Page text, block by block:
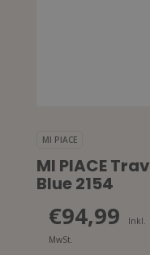
MI PIACE
MI PIACE
Blue 2154
€94,99
Inkl.
MwSt.